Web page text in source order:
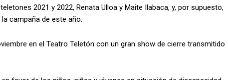
2021 y 2022, Renata Ulloa y Maite Ilabaca, y, por supuesto,
campaña de este año.
en el Teatro Teletón con un gran show de cierre transmitido